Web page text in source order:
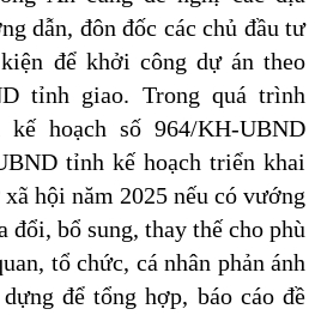
dẫn, đôn đốc các chủ đầu tư
để khởi công dự án theo
tỉnh giao. Trong quá trình
hoạch số 964/KH-UBND
tỉnh kế hoạch triển khai
hội năm 2025 nếu có vướng
đổi, bổ sung, thay thế cho phù
tổ chức, cá nhân phản ánh
để tổng hợp, báo cáo đề